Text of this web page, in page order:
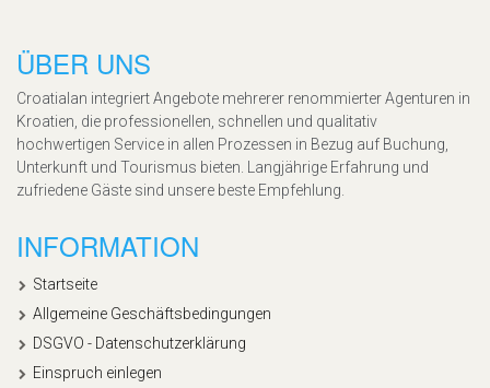
ÜBER UNS
Croatialan integriert Angebote mehrerer renommierter Agenturen in
Kroatien, die professionellen, schnellen und qualitativ
hochwertigen Service in allen Prozessen in Bezug auf Buchung,
Unterkunft und Tourismus bieten. Langjährige Erfahrung und
zufriedene Gäste sind unsere beste Empfehlung.
INFORMATION
Startseite
Allgemeine Geschäftsbedingungen
DSGVO - Datenschutzerklärung
Einspruch einlegen